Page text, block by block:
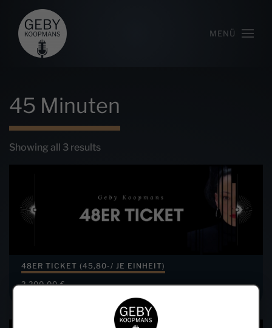
MENÜ
45 Minuten
Showing all 3 results
48ER TICKET (45,80-/ JE EINHEIT)
2.200,00€